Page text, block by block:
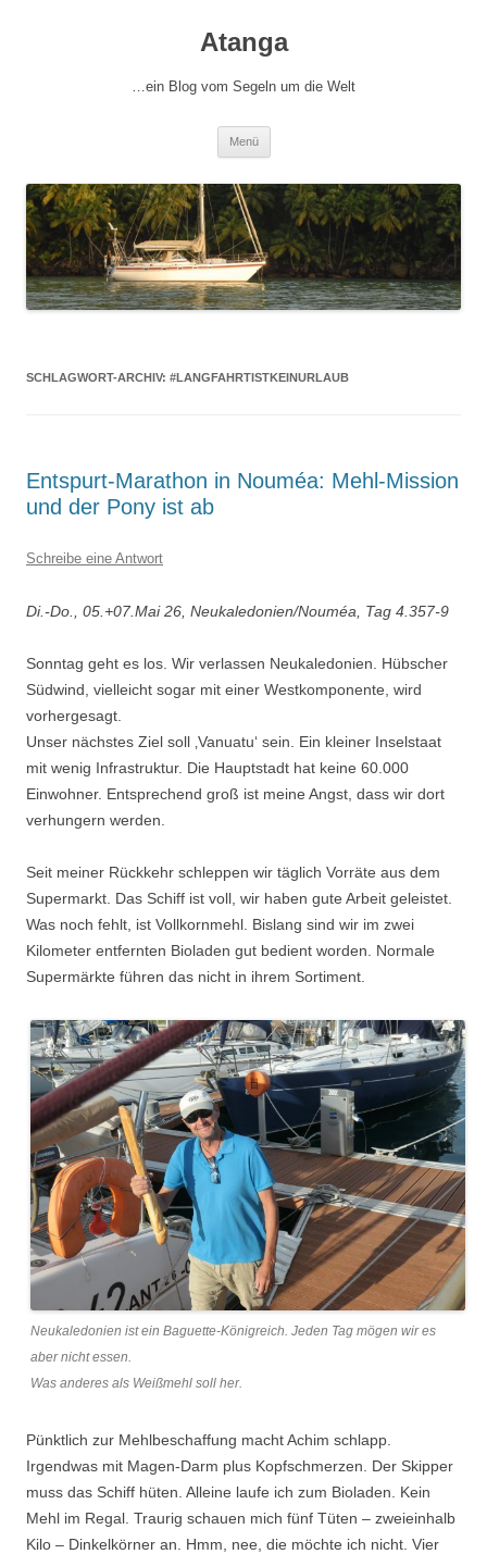
Atanga
…ein Blog vom Segeln um die Welt
Menü
SCHLAGWORT-ARCHIV: #LANGFAHRTISTKEINURLAUB
Entspurt-Marathon in Nouméa: Mehl-Mission
und der Pony ist ab
Schreibe eine Antwort
Di.-Do., 05.+07.Mai 26, Neukaledonien/Nouméa, Tag 4.357-9
Sonntag geht es los. Wir verlassen Neukaledonien. Hübscher
Südwind, vielleicht sogar mit einer Westkomponente, wird
vorhergesagt.
Unser nächstes Ziel soll ‚Vanuatu‘ sein. Ein kleiner Inselstaat
mit wenig Infrastruktur. Die Hauptstadt hat keine 60.000
Einwohner. Entsprechend groß ist meine Angst, dass wir dort
verhungern werden.
Seit meiner Rückkehr schleppen wir täglich Vorräte aus dem
Supermarkt. Das Schiff ist voll, wir haben gute Arbeit geleistet.
Was noch fehlt, ist Vollkornmehl. Bislang sind wir im zwei
Kilometer entfernten Bioladen gut bedient worden. Normale
Supermärkte führen das nicht in ihrem Sortiment.
Neukaledonien ist ein Baguette-Königreich. Jeden Tag mögen wir es
aber nicht essen.
Was anderes als Weißmehl soll her.
Pünktlich zur Mehlbeschaffung macht Achim schlapp.
Irgendwas mit Magen-Darm plus Kopfschmerzen. Der Skipper
muss das Schiff hüten. Alleine laufe ich zum Bioladen. Kein
Mehl im Regal. Traurig schauen mich fünf Tüten – zweieinhalb
Kilo – Dinkelkörner an. Hmm, nee, die möchte ich nicht. Vier